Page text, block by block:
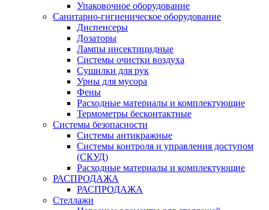
Упаковочное оборудование
Санитарно-гигиеническое оборудование
Диспенсеры
Дозаторы
Лампы инсектицидные
Системы очистки воздуха
Сушилки для рук
Урны для мусора
Фены
Расходные материалы и комплектующие
Термометры бесконтактные
Системы безопасности
Системы антикражные
Системы контроля и управления доступом
(СКУД)
Расходные материалы и комплектующие
РАСПРОДАЖА
РАСПРОДАЖА
Стеллажи